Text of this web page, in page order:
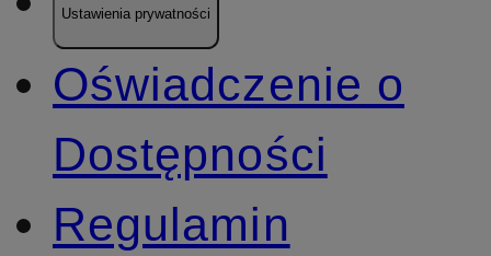
Ustawienia prywatności
Oświadczenie o
Dostępności
Regulamin